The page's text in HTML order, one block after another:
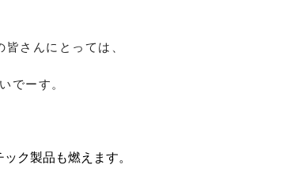
皆さんにとっては、
でーす。
ク製品も燃えます。